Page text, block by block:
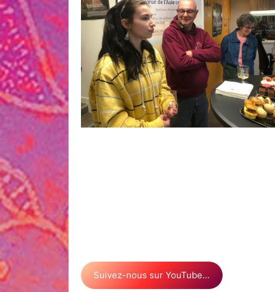
Suivez-nous sur YouTube…